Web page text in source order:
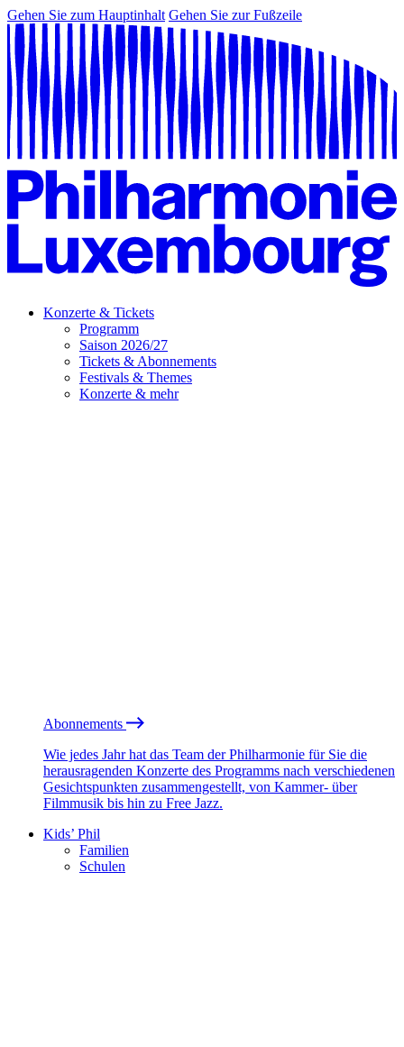
Gehen Sie zum Hauptinhalt Gehen Sie zur Fußzeile
Konzerte & Tickets
Programm
Saison 2026/27
Tickets & Abonnements
Festivals & Themes
Konzerte & mehr
Abonnements
Wie jedes Jahr hat das Team der Philharmonie für Sie die
herausragenden Konzerte des Programms nach verschiedenen
Gesichtspunkten zusammengestellt, von Kammer- über
Filmmusik bis hin zu Free Jazz.
Kids’ Phil
Familien
Schulen